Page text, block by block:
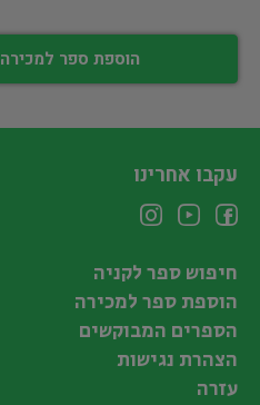
הוספת ספר למכירה
עקבו אחרינו
חיפוש ספר לקניה
הוספת ספר למכירה
הספרים המבוקשים
הצהרת נגישות
עזרה